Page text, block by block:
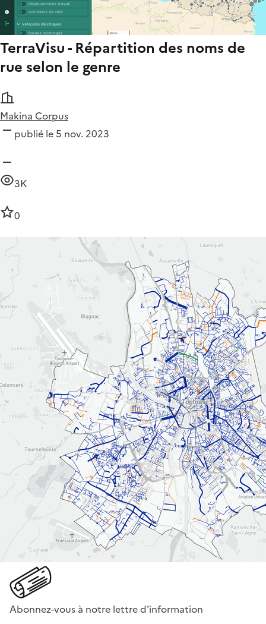
TerraVisu - Répartition des noms de
rue selon le genre
Makina Corpus
publié le 5 nov. 2023
3K
0
Abonnez-vous à notre lettre d'information